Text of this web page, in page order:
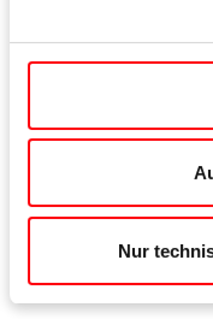
Nur
Überschlagbereich